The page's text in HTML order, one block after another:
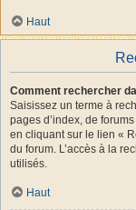
Haut
Comment rechercher
Saisissez un terme à
pages d’index, de
en cliquant sur le lien «
du forum. L’accès à la
utilisés.
Haut